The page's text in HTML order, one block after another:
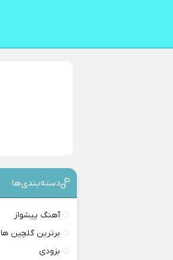
دسته‌بندی‎‌‌ها
آهنگ پیشواز
برترین گلچین ها
بزودی